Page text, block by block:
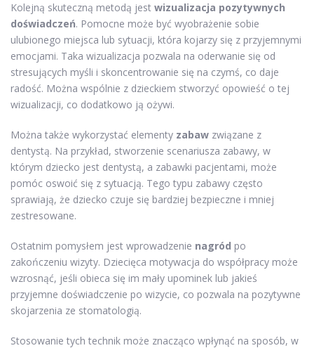
Kolejną skuteczną metodą jest wizualizacja pozytywnych
doświadczeń. Pomocne może być wyobrażenie sobie
ulubionego miejsca lub sytuacji, która kojarzy się z przyjemnymi
emocjami. Taka wizualizacja pozwala na oderwanie się od
stresujących myśli i skoncentrowanie się na czymś, co daje
radość. Można wspólnie z dzieckiem stworzyć opowieść o tej
wizualizacji, co dodatkowo ją ożywi.
Można także wykorzystać elementy zabaw związane z
dentystą. Na przykład, stworzenie scenariusza zabawy, w
którym dziecko jest dentystą, a zabawki pacjentami, może
pomóc oswoić się z sytuacją. Tego typu zabawy często
sprawiają, że dziecko czuje się bardziej bezpieczne i mniej
zestresowane.
Ostatnim pomysłem jest wprowadzenie nagród po
zakończeniu wizyty. Dziecięca motywacja do współpracy może
wzrosnąć, jeśli obieca się im mały upominek lub jakieś
przyjemne doświadczenie po wizycie, co pozwala na pozytywne
skojarzenia ze stomatologią.
Stosowanie tych technik może znacząco wpłynąć na sposób, w